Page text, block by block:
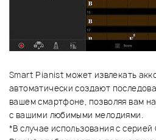
Smart Pianist может извлекать
автоматически создают
вашем смартфоне, позволяя вам
с вашими любимыми мелодиями.
*В случае использования с